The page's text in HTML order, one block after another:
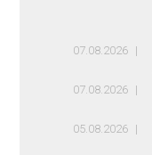
07.08.2026
07.08.2026
05.08.2026